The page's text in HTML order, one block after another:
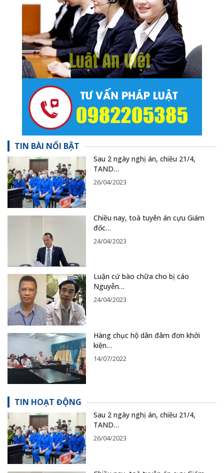
TIN BÀI NỔI BẬT
Sau 2 ngày nghị án, chiều 21/4,
TAND…
26/04/2023
Chiều nay, toà tuyên án cựu Giám
đốc…
24/04/2023
Luận cứ bào chữa cho bị cáo
Nguyễn…
24/04/2023
Hàng chục hộ dân đâm đơn khởi
kiện…
14/07/2022
TIN HOẠT ĐỘNG
Sau 2 ngày nghị án, chiều 21/4,
TAND…
26/04/2023